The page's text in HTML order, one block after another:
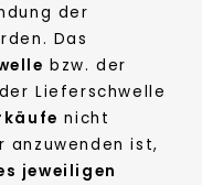
der
Das
bzw. der
Lieferschwelle
nicht
anzuwenden ist,
jeweiligen